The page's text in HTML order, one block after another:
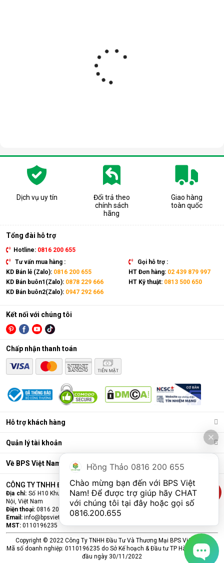
Dịch vụ uy tín
Đổi trả theo
chính sách
hãng
Giao hàng
toàn quốc
Tổng đài hỗ trợ
Hotline: 0816 200 655
Tư vấn mua hàng :
KD Bán lẻ (Zalo): 0816 200 655
KD Bán buôn1(Zalo): 0878 229 666
KD Bán buôn2(Zalo): 0947 292 666
Gọi hỗ trợ :
HT Đơn hàng: 02 439 879 997
HT Kỹ thuật: 0813 500 650
Hỗ trợ khách hàng
Quản lý tài khoản
Về BPS Việt Nam
Kết nối với chúng tôi
Chấp nhận thanh toán
CÔNG TY TNHH ĐẦU TƯ VÀ THƯƠNG MẠI BPS VIỆT NAM
Địa chỉ: Số H10 Khu đấu giá Ngô Thì Nhậm, Phường Hà Đông, Thành phố Hà
Nội, Việt Nam
Điện thoại: 0816 200 655
Email: info@bpsvietnam.vn
MST: 0110196235
Copyright © 2022 Công Ty TNHH Đầu Tư Và Thương Mại BPS Việt Nam.
Mã số doanh nghiệp: 0110196235 do Sở Kế hoạch & Đầu tư TP Hà Nội cấp lần
đầu ngày 30/11/2022
Hồng Thảo 0816 200 655
Chào mừng bạn đến với BPS Việt
Nam! Để được trợ giúp hãy CHAT
0816.200.655